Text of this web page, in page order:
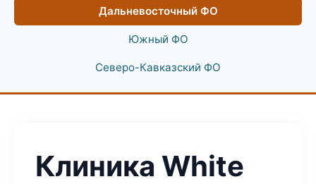
Дальневосточный ФО
Южный ФО
Северо-Кавказский ФО
Клиника White